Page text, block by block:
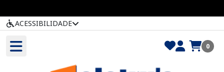
ACESSIBILIDADE
0